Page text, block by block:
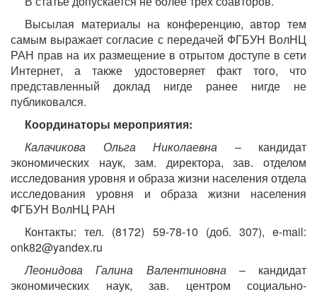
Высылая материалы на конференцию, автор тем
самым выражает согласие с передачей ФГБУН ВолНЦ
РАН прав на их размещение в отрытом доступе в сети
Интернет, а также удостоверяет факт того, что
представленный доклад нигде ранее нигде не
публиковался.
Координаторы мероприятия:
Калачикова Ольга Николаевна – кандидат
экономических наук, зам. директора, зав. отделом
исследования уровня и образа жизни населения отдела
исследования уровня и образа жизни населения
ФГБУН ВолНЦ РАН
Контакты: тел. (8172) 59-78-10 (доб. 307), e-mail:
onk82@yandex.ru
Леонидова Галина Валентиновна– кандидат
экономических наук, зав. центром социально-